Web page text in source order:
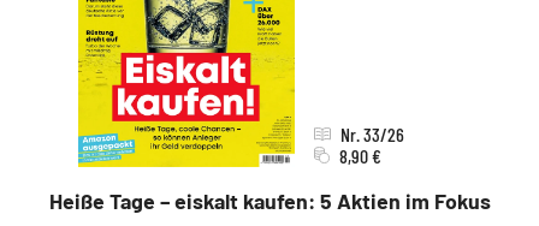
Heiße Tage – eiskalt kaufen: 5 Aktien im Fokus
Nr. 33/26
8,90 €